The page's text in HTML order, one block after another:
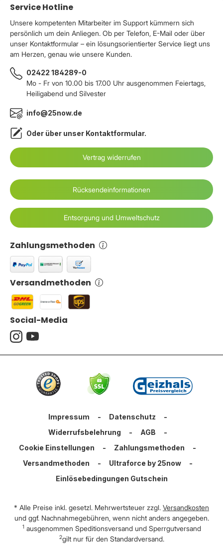
Service Hotline
Unsere kompetenten Mitarbeiter im Support kümmern sich
persönlich um dein Anliegen. Ob per Telefon, E-Mail oder über
unser Kontaktformular – ein lösungsorientierter Service liegt uns
am Herzen, genau wie unsere Kunden.
02422 184289-0
Mo - Fr von 10.00 bis 17.00 Uhr ausgenommen Feiertags,
Heiligabend und Silvester
info@25now.de
Oder über unser Kontaktformular.
Vertrag widerrufen
Zahlungsmethoden
Versandmethoden
Rücksendeinformationen
Entsorgung und Umweltschutz
Social-Media
Impressum - Datenschutz
-
Widerrufsbelehrung
- AGB
-
Cookie Einstellungen
- Zahlungsmethoden
-
Versandmethoden
- Ultraforce by 25now
-
Einlösebedingungen Gutschein
* Alle Preise inkl. gesetzl. Mehrwertsteuer zzgl. Versandkosten
und ggf. Nachnahmegebühren, wenn nicht anders angegeben.
1 ausgenommen Speditionsversand und Sperrgutversand
2gilt nur für den Standardversand.